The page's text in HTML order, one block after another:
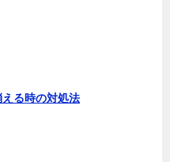
る時の対処法